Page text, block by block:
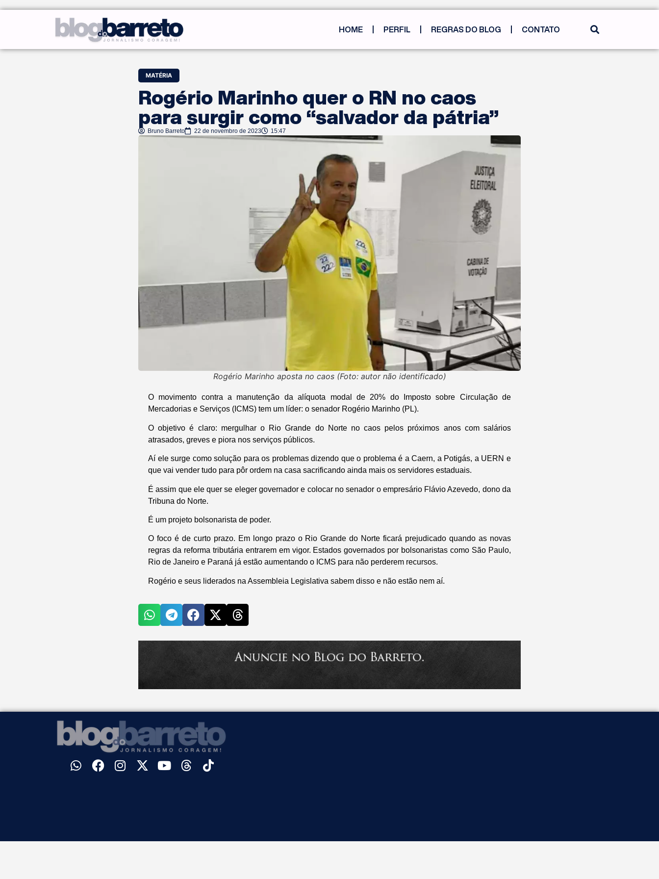
HOME PERFIL REGRAS DO BLOG CONTATO
MATÉRIA
Rogério Marinho quer o RN no caos
para surgir como “salvador da pátria”
Bruno Barreto 22 de novembro de 2023 15:47
Rogério Marinho aposta no caos (Foto: autor não identificado)
O movimento contra a manutenção da alíquota modal de 20% do Imposto sobre Circulação de
Mercadorias e Serviços (ICMS) tem um líder: o senador Rogério Marinho (PL).
O objetivo é claro: mergulhar o Rio Grande do Norte no caos pelos próximos anos com salários
atrasados, greves e piora nos serviços públicos.
Aí ele surge como solução para os problemas dizendo que o problema é a Caern, a Potigás, a UERN e
que vai vender tudo para pôr ordem na casa sacrificando ainda mais os servidores estaduais.
É assim que ele quer se eleger governador e colocar no senador o empresário Flávio Azevedo, dono da
Tribuna do Norte.
É um projeto bolsonarista de poder.
O foco é de curto prazo. Em longo prazo o Rio Grande do Norte ficará prejudicado quando as novas
regras da reforma tributária entrarem em vigor. Estados governados por bolsonaristas como São Paulo,
Rio de Janeiro e Paraná já estão aumentando o ICMS para não perderem recursos.
Rogério e seus liderados na Assembleia Legislativa sabem disso e não estão nem aí.